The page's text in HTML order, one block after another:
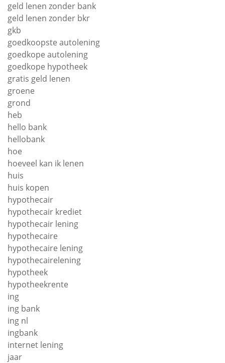
geld lenen zonder bank
geld lenen zonder bkr
gkb
goedkoopste autolening
goedkope autolening
goedkope hypotheek
gratis geld lenen
groene
grond
heb
hello bank
hellobank
hoe
hoeveel kan ik lenen
huis
huis kopen
hypothecair
hypothecair krediet
hypothecair lening
hypothecaire
hypothecaire lening
hypothecairelening
hypotheek
hypotheekrente
ing
ing bank
ing nl
ingbank
internet lening
jaar